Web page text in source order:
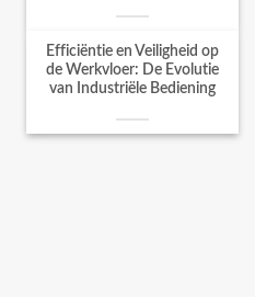
Efficiëntie en Veiligheid op
de Werkvloer: De Evolutie
van Industriële Bediening